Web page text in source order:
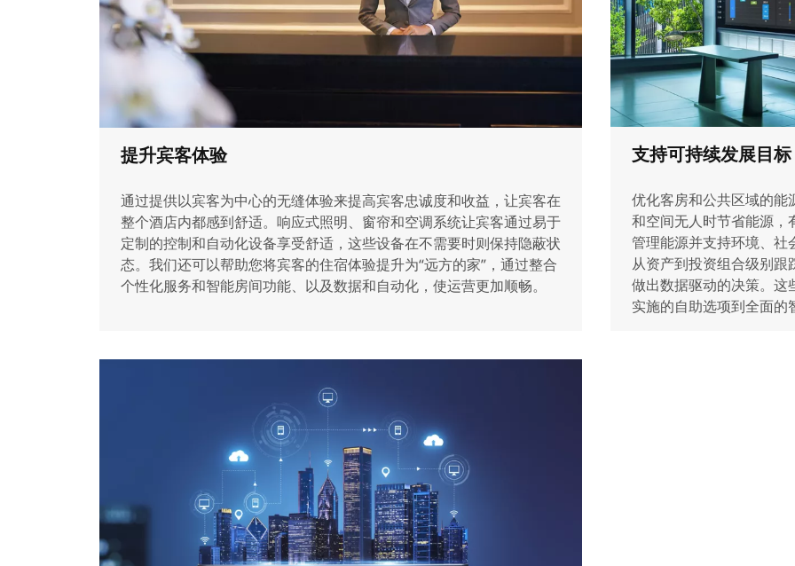
提升宾客体验
通过提供以宾客为中心的无缝体验来提高宾客忠诚度和收益，让宾客在
整个酒店内都感到舒适。响应式照明、窗帘和空调系统让宾客通过易于
定制的控制和自动化设备享受舒适，这些设备在不需要时则保持隐蔽状
态。我们还可以帮助您将宾客的住宿体验提升为“远方的家”，通过整合
个性化服务和智能房间功能、以及数据和自动化，使运营更加顺畅。
支持可持续发展目标
优化客房和公共区域的能
和空间无人时节省能源，
管理能源并支持环境、社
从资产到投资组合级别跟
做出数据驱动的决策。这
实施的自助选项到全面的